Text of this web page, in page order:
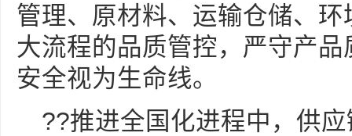
管理、原材料、运输仓储、
大流程的品质管控，严守产
安全视为生命线。
??推进全国化进程中，供